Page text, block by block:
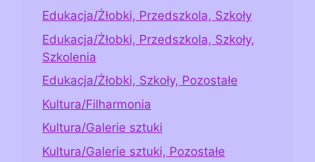
Edukacja/Żłobki, Przedszkola, Szkoły
Edukacja/Żłobki, Przedszkola, Szkoły,
Szkolenia
Edukacja/Żłobki, Szkoły, Pozostałe
Kultura/Filharmonia
Kultura/Galerie sztuki
Kultura/Galerie sztuki, Pozostałe